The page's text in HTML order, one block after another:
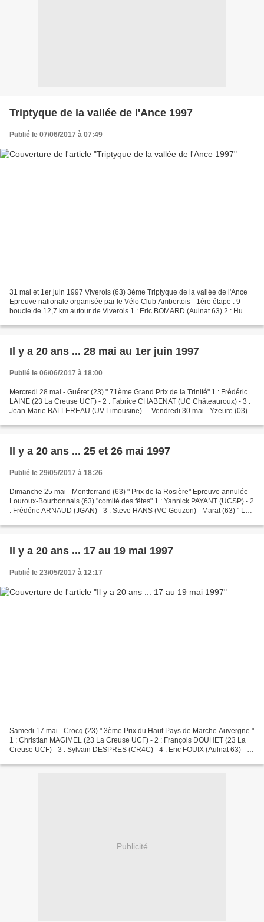
Triptyque de la vallée de l'Ance 1997
Publié le 07/06/2017 à 07:49
31 mai et 1er juin 1997 Viverols (63) 3ème Triptyque de la vallée de l'Ance
Epreuve nationale organisée par le Vélo Club Ambertois - 1ère étape : 9
boucle de 12,7 km autour de Viverols 1 : Eric BOMARD (Aulnat 63) 2 : Huw
Il y a 20 ans ... 28 mai au 1er juin 1997
Publié le 06/06/2017 à 18:00
Mercredi 28 mai - Guéret (23) " 71ème Grand Prix de la Trinité" 1 : Frédéric
LAINE (23 La Creuse UCF) - 2 : Fabrice CHABENAT (UC Châteauroux) - 3 :
Jean-Marie BALLEREAU (UV Limousine) - . Vendredi 30 mai - Yzeure (03)
Il y a 20 ans ... 25 et 26 mai 1997
Publié le 29/05/2017 à 18:26
Dimanche 25 mai - Montferrand (63) " Prix de la Rosière" Epreuve annulée -
Louroux-Bourbonnais (63) "comité des fêtes" 1 : Yannick PAYANT (UCSP) - 2
: Frédéric ARNAUD (JGAN) - 3 : Steve HANS (VC Gouzon) - Marat (63) " La
Il y a 20 ans ... 17 au 19 mai 1997
Publié le 23/05/2017 à 12:17
Samedi 17 mai - Crocq (23) " 3ème Prix du Haut Pays de Marche Auvergne "
1 : Christian MAGIMEL (23 La Creuse UCF) - 2 : François DOUHET (23 La
Creuse UCF) - 3 : Sylvain DESPRES (CR4C) - 4 : Eric FOUIX (Aulnat 63) - 5 :
Publicité